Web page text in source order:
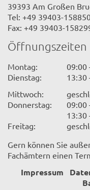
39393 Am Großen
Tel: +49 39403-
Fax: +49 39403-
Öffnungszeiten
Montag:
09:00
Dienstag:
13:30
Mittwoch:
Donnerstag:
09:00
13:30
Freitag:
Gern können Sie
Fachämtern einen
Impressum